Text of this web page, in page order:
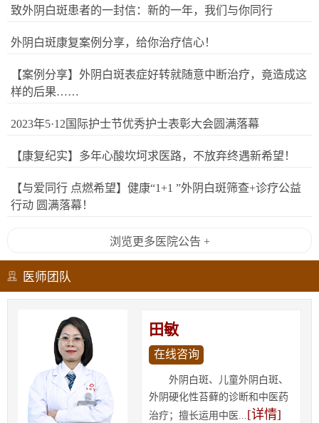
致外阴白斑患者的一封信：新的一年，我们与你同行
外阴白斑康复案例分享，给你治疗信心！
【案例分享】外阴白斑表症好转就随意中断治疗，竟造成这
样的后果……
2023年5·12国际护士节优秀护士表彰大会圆满落幕
【康复纪实】多年心酸坎坷求医路，不放弃终遇新希望！
【与爱同行 点燃希望】健康“1+1 ”外阴白斑筛查+诊疗公益
行动 圆满落幕！
浏览更多医院公告 +
医师团队
田敏
在线咨询
外阴白斑、儿童外阴白斑、
外阴硬化性苔藓的诊断和中医药
治疗；擅长运用中医...[详情]